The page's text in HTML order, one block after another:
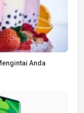
Anda